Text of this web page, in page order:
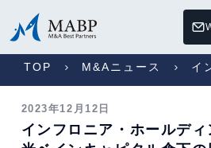
TOP M&Aニュース イ
2023年12月12日
インフロニア・ホールディ